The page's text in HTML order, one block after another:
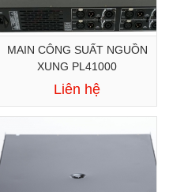
MAIN CÔNG SUẤT NGUỒN
XUNG PL41000
Liên hệ